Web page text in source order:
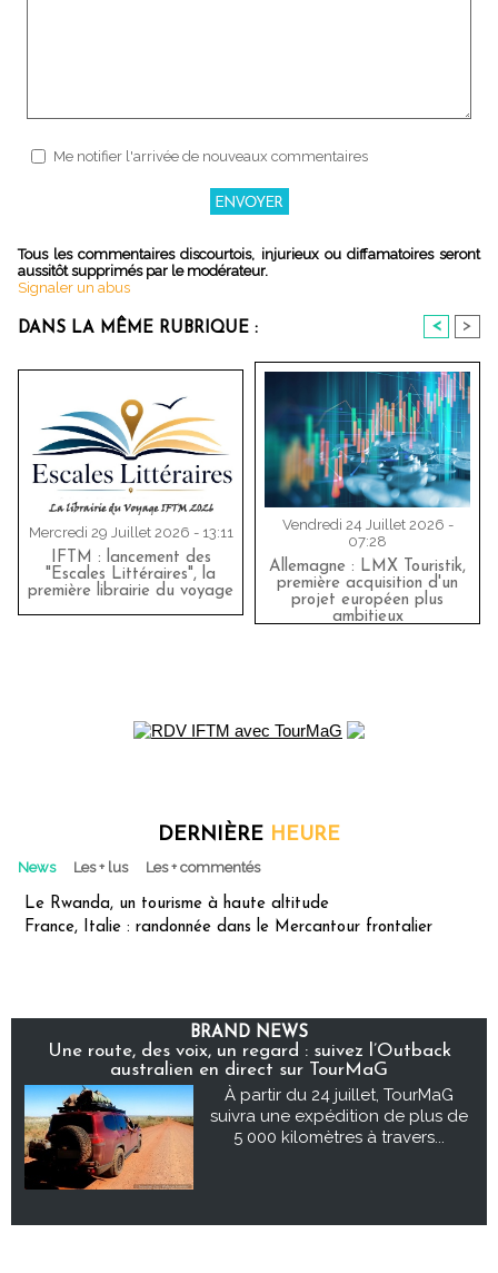
Me notifier l'arrivée de nouveaux commentaires
Tous les commentaires discourtois, injurieux ou diffamatoires seront
aussitôt supprimés par le modérateur.
Signaler un abus
DANS LA MÊME RUBRIQUE : < >
Mercredi 29 Juillet 2026 - 13:11
IFTM : lancement des
"Escales Littéraires", la
première librairie du voyage
Vendredi 24 Juillet 2026 -
07:28
Allemagne : LMX Touristik,
première acquisition d'un
projet européen plus
ambitieux
DERNIÈRE HEURE
News Les + lus Les + commentés
Le Rwanda, un tourisme à haute altitude
France, Italie : randonnée dans le Mercantour frontalier
BRAND NEWS
Une route, des voix, un regard : suivez l’Outback
australien en direct sur TourMaG
À partir du 24 juillet, TourMaG
suivra une expédition de plus de
5 000 kilomètres à travers...